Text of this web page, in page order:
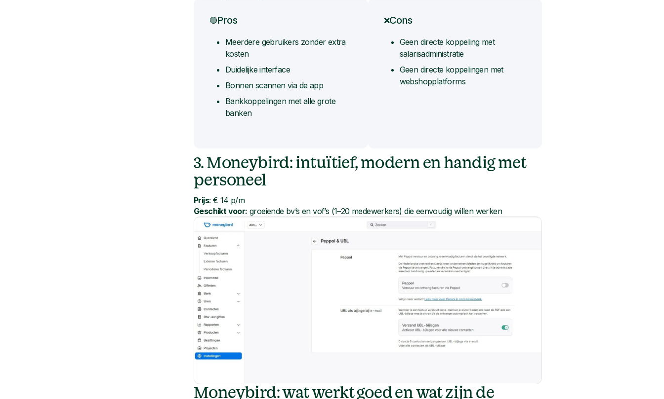
🟢Pros
Meerdere gebruikers zonder extra
kosten
Duidelijke interface
Bonnen scannen via de app
Bankkoppelingen met alle grote
banken
❌Cons
Geen directe koppeling met
salarisadministratie
Geen directe koppelingen met
webshopplatforms
3. Moneybird: intuïtief, modern en handig met
personeel
Prijs: € 14 p/m
Geschikt voor: groeiende bv’s en vof’s (1–20 medewerkers) die eenvoudig willen werken
Moneybird: wat werkt goed en wat zijn de